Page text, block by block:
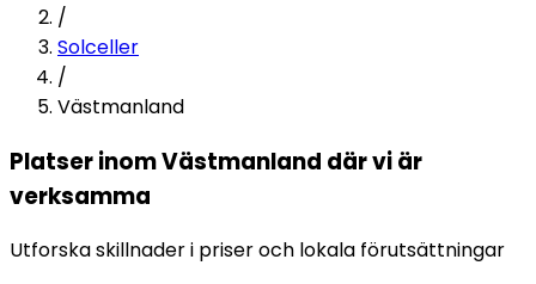
/
Solceller
/
Västmanland
Platser inomVästmanland där vi är
verksamma
Utforska skillnader i priser och lokala förutsättningar